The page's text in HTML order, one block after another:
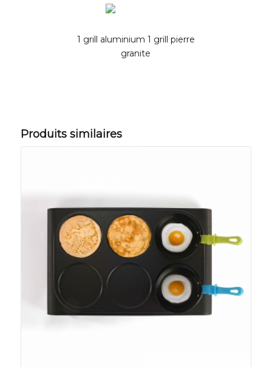
1 grill aluminium 1 grill pierre
granite
Produits similaires